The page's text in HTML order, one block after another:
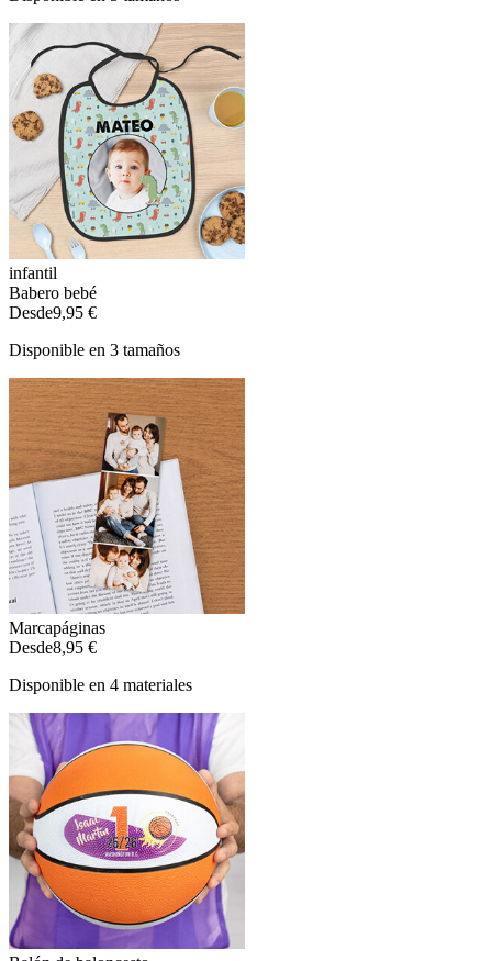
infantil
Babero bebé
Desde9,95 €
Disponible en 3 tamaños
Marcapáginas
Desde8,95 €
Disponible en 4 materiales